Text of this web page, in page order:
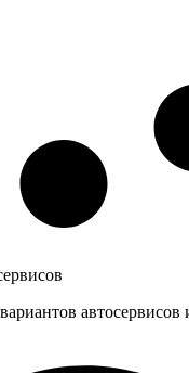
автосервисов